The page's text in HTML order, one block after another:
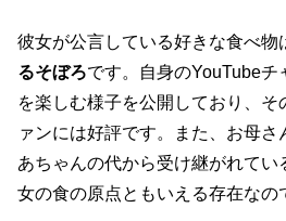
彼女が公言している好きな食べ物
るそぼろです。自身のYouTube
を楽しむ様子を公開しており、そ
ァンには好評です。また、お母
あちゃんの代から受け継がれてい
女の食の原点ともいえる存在なの